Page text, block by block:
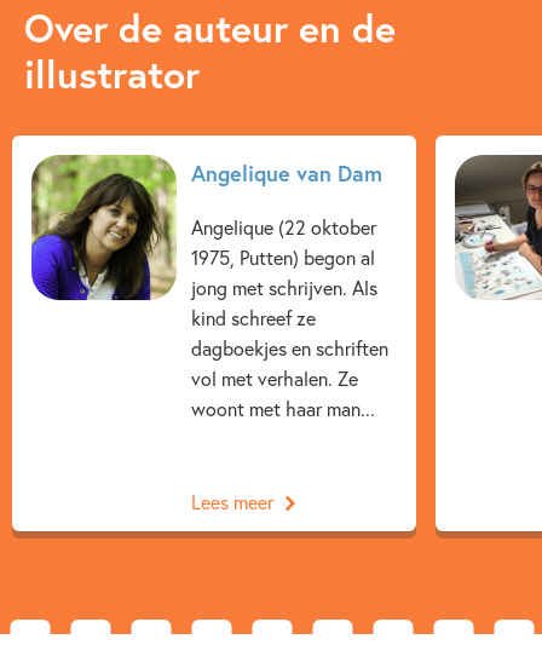
Over de auteur en de
illustrator
Angelique van Dam
Angelique (22 oktober
1975, Putten) begon al
jong met schrijven. Als
kind schreef ze
dagboekjes en schriften
vol met verhalen. Ze
woont met haar man...
Lees meer